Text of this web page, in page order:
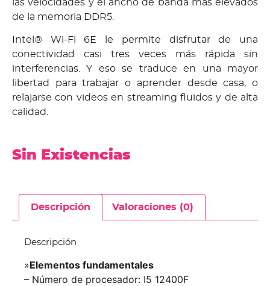
las velocidades y el ancho de banda más elevados
de la memoria DDR5.
Intel® Wi-Fi 6E le permite disfrutar de una
conectividad casi tres veces más rápida sin
interferencias. Y eso se traduce en una mayor
libertad para trabajar o aprender desde casa, o
relajarse con videos en streaming fluidos y de alta
calidad.
Sin Existencias
Descripción Valoraciones (0)
Descripción
»Elementos fundamentales
– Número de procesador: I5 12400F